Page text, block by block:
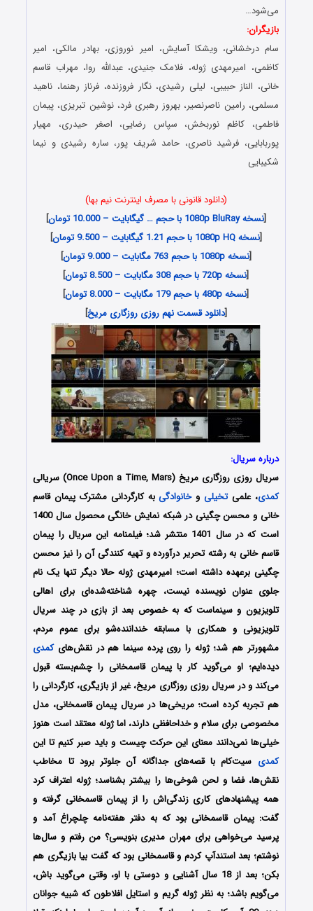
می‌شود…
بازیگران:
سام درخشانی، ویشکا آسایش، امیر نوروزی، بهادر مالکی، امیر
کاظمی، امیرمهدی ژوله، فلامک جنیدی، عبدالله روا، مهراب قاسم
خانی، الناز حبیبی، لیلی رشیدی، نگار فروزنده، فرناز رهنما، ناهید
مسلمی، رامین ناصرنصیر، بهروز رهبری فرد، نوشین تبریزی، پیمان
فاطمی، کاظم نوربخش، سپاس رضایی، اصغر حیدری، مهیار
پوربابایی، فرشید ناصری، حامد شریف پور، ساره رشیدی و نیما
شکیبایی
(دانلود قانونی با مصرف اینترنت نیم بها)
[نسخه 1080p BluRay با حجم … گیگابایت – 10.000 تومان
]
[نسخه 1080p HQ با حجم 1.21 گیگابایت – 9.500 تومان
]
[نسخه 1080p با حجم 763 مگابایت – 9.000 تومان
]
[نسخه 720p با حجم 308 مگابایت – 8.500 تومان
]
[نسخه 480p با حجم 179 مگابایت – 8.000 تومان
]
[دانلود قسمت نهم روزی روزگاری مریخ]
درباره سریال:
سریال روزی روزگاری مریخ (Once Upon a Time, Mars) سریالی
کمدی، علمیتخیلیوخانوادگیبه کارگردانی مشترک پیمان قاسم
خانی و محسن چگینی در شبکه نمایش خانگی محصول سال 1400
است که در سال 1401 منتشر شد؛ فیلمنامه این سریال را
پیمان
قاسم خانی به رشته تحریر درآورده‌ و تهیه کنندگی آن را نیز محسن
چگینی برعهده داشته است؛ امیرمهدی ژوله حالا دیگر تنها یک نام
جلوی عنوان نویسنده نیست، چهره شناخته‌شده‌ای برای اهالی
تلویزیون و سینماست که به خصوص بعد از بازی در چند سریال
تلویزیونی و همکاری با مسابقه خنداننده‌شو برای عموم مردم،
مشهورتر هم شد؛ ژوله را روی پرده سینما هم در نقش‌هایکمدی
دیده‌ایم؛ او می‌گوید کار با پیمان قاسمخانی را چشم‌بسته قبول
می‌کند و در سریال روزی روزگاری مریخ، غیر از بازیگری، کارگردانی را
هم تجربه کرده است؛ مریخی‌ها در سریال پیمان قاسمخانی، مدل
مخصوصی برای سلام و خداحافظی دارند، اما ژوله معتقد است هنوز
خیلی‌ها نمی‌دانند معنای این حرکت چیست و باید صبر کنیم تا این
کمدی سیت‌کام با قصه‌های جداگانه آن جلوتر برود تا مخاطب
نقش‌ها، فضا و لحن شوخی‌ها را بیشتر بشناسد؛ ژوله اعتراف کرد
همه پیشنهادهای کاری زندگی‌اش را از پیمان قاسمخانی گرفته و
گفت: پیمان قاسمخانی بود که به دفتر هفته‌نامه چلچراغ آمد و
پرسید می‌خواهی برای مهران مدیری بنویسی؟ من رفتم و سال‌ها
نوشتم؛ بعد استندآپ کردم و قاسمخانی بود که گفت بیا بازیگری هم
بکن؛ بعد از 18 سال آشنایی و دوستی با او، وقتی می‌گوید باش،
می‌گویم باشد؛ به نظر ژوله گریم و استایل افلاطون که شبیه جوانان